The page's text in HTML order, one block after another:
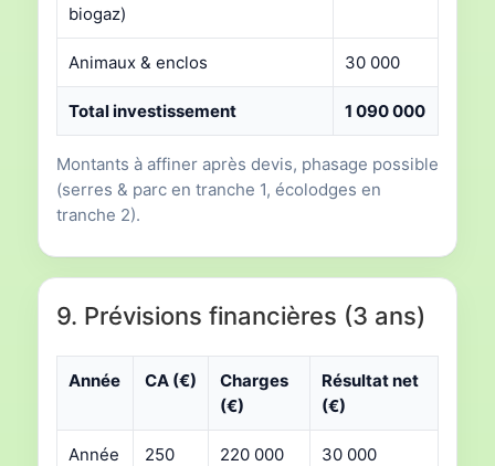
biogaz)
Animaux & enclos 30 000
Total investissement 1 090 000
Montants à affiner après devis, phasage possible
(serres & parc en tranche 1, écolodges en
tranche 2).
9. Prévisions financières (3 ans)
Année CA (€)
Charges
(€)
Résultat net
(€)
Année
250
220 000 30 000